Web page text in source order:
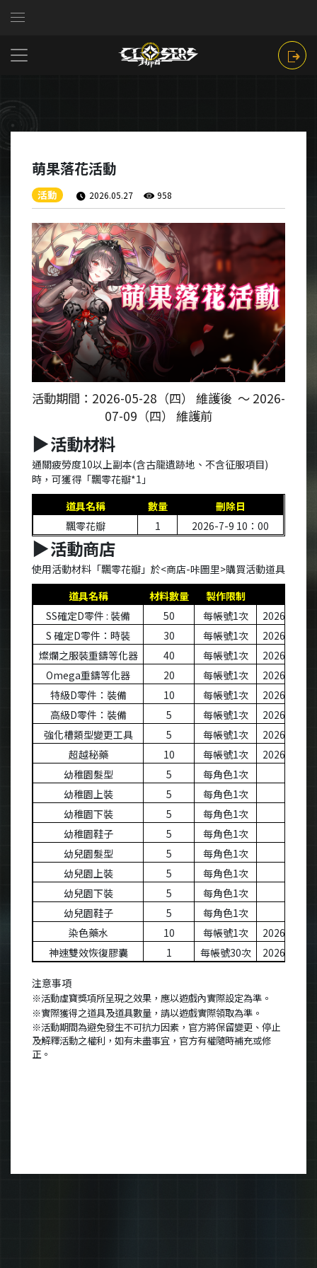
萌果落花活動
活動 2026.05.27 958
活動期間： 2026-05-28 （四） 維護後 ～ 2026-
07-09 （四） 維護前
▶活動材料
通關疲勞度10以上副本(含古龍遺跡地、不含征服項目)
時，可獲得「飄零花瓣*1 」
道具名稱
數量
刪除日
飄零花瓣
1 2026-7-9 10 ：00
▶活動商店
使用活動材料「飄零花瓣」於<商店-咔圖里>購買活動道具
道具名稱
材料數量 製作限制
SS確定D零件 : 裝備 50 每帳號1次
2026-12-
S確定D零件：時裝 30 每帳號1次
2026-12-
燦爛之服裝重鑄等化器
40 每帳號1次
2026-12-
Omega重鑄等化器 20 每帳號1次
2026-12-
特級D零件：裝備 10 每帳號1次
2026-12-
高級D零件：裝備 5 每帳號1次
2026-12-
強化槽類型變更工具
5 每帳號1次
2026-12-
超越秘藥
10 每帳號1次
2026-12-
幼稚園髮型
5 每角色1次
幼稚園上裝
5 每角色1次
幼稚園下裝
5 每角色1次
幼稚園鞋子
5 每角色1次
幼兒園髮型
5 每角色1次
幼兒園上裝
5 每角色1次
幼兒園下裝
5 每角色1次
幼兒園鞋子
5 每角色1次
染色藥水
10 每帳號1次
2026-12-
神速雙效恢復膠囊
1 每帳號30次 2026-12-
注意事項
※活動虛寶獎項所呈現之效果，應以遊戲內實際設定為準。
※實際獲得之道具及道具數量，請以遊戲實際領取為準。
※活動期間為避免發生不可抗力因素，官方將保留變更、停止
及解釋活動之權利，如有未盡事宜，官方有權隨時補充或修
正。